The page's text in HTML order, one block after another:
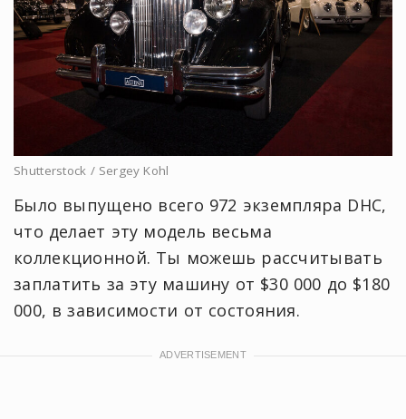
Shutterstock / Sergey Kohl
Было выпущено всего 972 экземпляра DHC,
что делает эту модель весьма
коллекционной. Ты можешь рассчитывать
заплатить за эту машину от $30 000 до $180
000, в зависимости от состояния.